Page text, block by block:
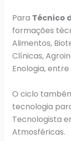
Para Técnico
formações
Alimentos,
Clínicas,
Enologia,
O ciclo
tecnologia
Tecnologista
Atmosféricas.